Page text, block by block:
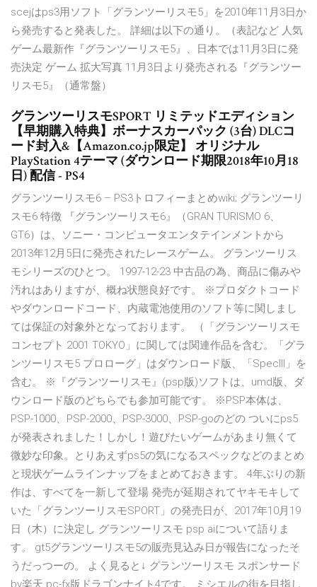
scejはps3用ソフト「グランツーリスモ5」を2010年11月3日か
ら発売すると発表した。 詳細は以下の通り。（表記など 人気
ゲーム最新作『グランツーリスモ5』、日本では11月3日に発
売決定 ゲーム 拡大写真 11月3日より発売される『グランツー
リスモ5』（通常盤）
グランツーリスモSPORT リミテッドエディション
【早期購入特典】ボーナスカーパック (3台) DLCコ
ード封入&【Amazon.co.jp限定】 オリジナル
PlayStation 4テーマ (ダウンロード期限2018年10月18
日) 配信 - PS4
グランツーリスモ6 – PS3トロフィーまとめwiki; グランツーリ
スモ6 特徴 『グランツーリスモ6』（GRAN TURISMO 6、
GT6）は、ソニー・コンピュータエンタテインメントから
2013年12月5日に発売されたレースゲーム。 グランツーリス
モシリーズのひとつ。 1997-12-23 中古品の為、商品に傷みや
汚れはありますが、概ね状態良好です。 ※プロダクトコード
やダウンロードコード、内蔵電池使用のソフト等に関しまし
ては保証の対象外となっております。 （「グランツーリスモ
コンセプト 2001 TOKYO」に関しては関連作品を含む。「グラ
ンツーリスモ5 プロローグ」はダウンロード版、「SpecIII」を
含む。 ※『グランツーリスモ』(psp版)ソフトは、umd版、ダ
ウンロード版のどちらでも参加可能です。 ※PSP本体は、
PSP-1000、PSP-2000、PSP-3000、PSP-goのどの ついにps5
が発表されました！しかし！遊びたいゲームがあまり無くて
微妙な印象。とりあえずps5の気になるスペックなどのまとめ
と現状ゲームラインナップをまとめておきます。 4年ぶりの新
作は、すべてを一新して登場 発売が延期されてヤキモキして
いた「グランツーリスモSPORT」の発売日が、2017年10月19
日（木）に決定し グランツーリスモ psp aiについて語りま
す。 gt5グランツーリスモ5の販売見込み日が報告になったそ
うだっつーの。 よく見ると↓ グランツーリスモ スポンサード